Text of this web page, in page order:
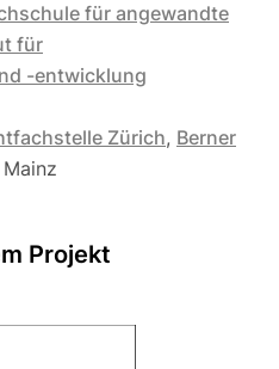
für angewandte
für
-entwicklung
Zürich, Berner
Mainz
Projekt